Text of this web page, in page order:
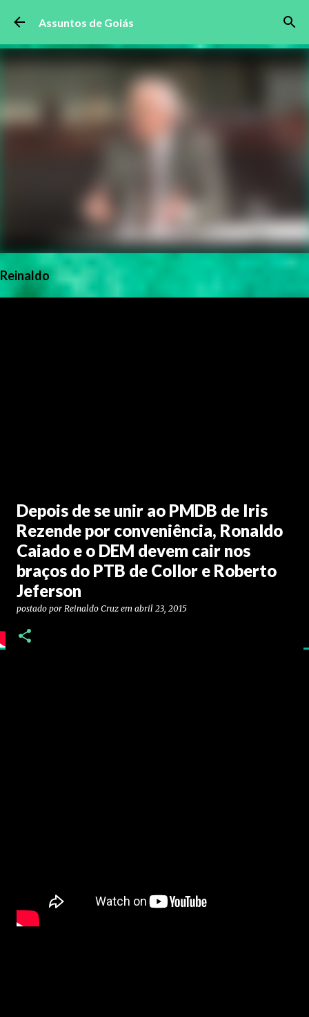
Pular para o conteúdo principal
Assuntos de Goiás
Reinaldo
Depois de se unir ao PMDB de Iris
Rezende por conveniência, Ronaldo
Caiado e o DEM devem cair nos
braços do PTB de Collor e Roberto
Jeferson
postado por Reinaldo Cruz em abril 23, 2015